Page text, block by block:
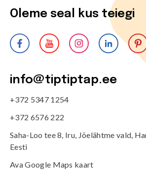
Oleme seal kus teiegi
info@tiptiptap.ee
+372 5347 1254
+372 6576 222
Saha-Loo tee 8, Iru, Jõelähtme vald,
Eesti
Ava Google Maps kaart